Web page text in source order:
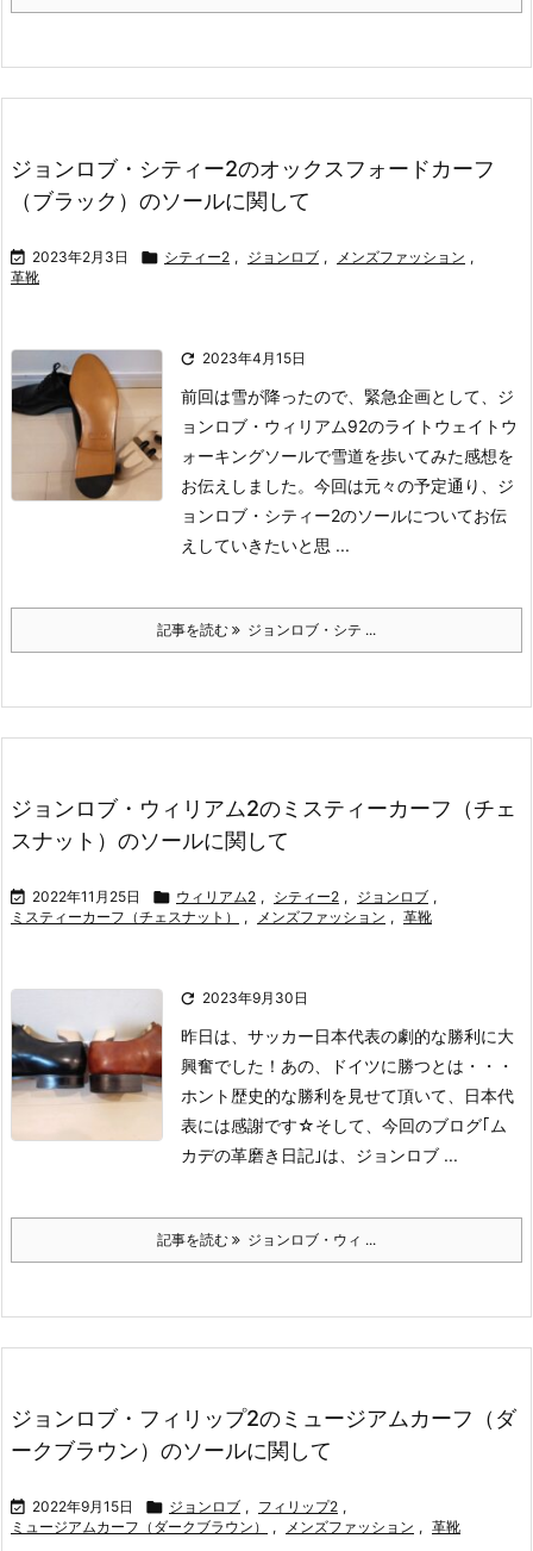
ジョンロブ・シティー2のオックスフォードカーフ
（ブラック）のソールに関して
 2023年2月3日  シティー2 , ジョンロブ , メンズファッション ,
革靴
 2023年4月15日
前回は雪が降ったので、緊急企画として、ジ
ョンロブ・ウィリアム92のライトウェイトウ
ォーキングソールで雪道を歩いてみた感想を
お伝えしました。 今回は元々の予定通り、ジ
ョンロブ・シティー2のソールについてお伝
えしていきたいと思 ...
記事を読む ジョンロブ・シテ ...
ジョンロブ・ウィリアム2のミスティーカーフ（チェ
スナット）のソールに関して
 2022年11月25日  ウィリアム2 , シティー2 , ジョンロブ ,
ミスティーカーフ（チェスナット）
, メンズファッション , 革靴
 2023年9月30日
昨日は、サッカー日本代表の劇的な勝利に大
興奮でした！ あの、ドイツに勝つとは・・・
ホント歴史的な勝利を見せて頂いて、日本代
表には感謝です☆そして、今回のブログ｢ム
カデの革磨き日記｣は、ジョンロブ ...
記事を読む ジョンロブ・ウィ ...
ジョンロブ・フィリップ2のミュージアムカーフ（ダ
ークブラウン）のソールに関して
 2022年9月15日  ジョンロブ , フィリップ2 ,
ミュージアムカーフ（ダークブラウン）
, メンズファッション , 革靴